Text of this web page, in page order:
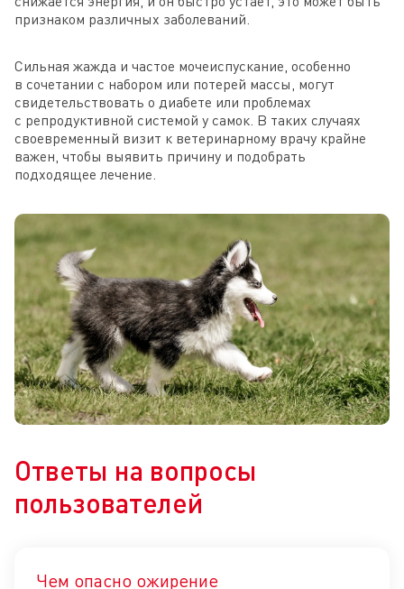
признаком различных заболеваний.
Сильная жажда и частое мочеиспускание, особенно
в сочетании с набором или потерей массы, могут
свидетельствовать о диабете или проблемах
с репродуктивной системой у самок. В таких случаях
своевременный визит к ветеринарному врачу крайне
важен, чтобы выявить причину и подобрать
подходящее лечение.
Ответы на вопросы
пользователей
Чем опасно ожирение